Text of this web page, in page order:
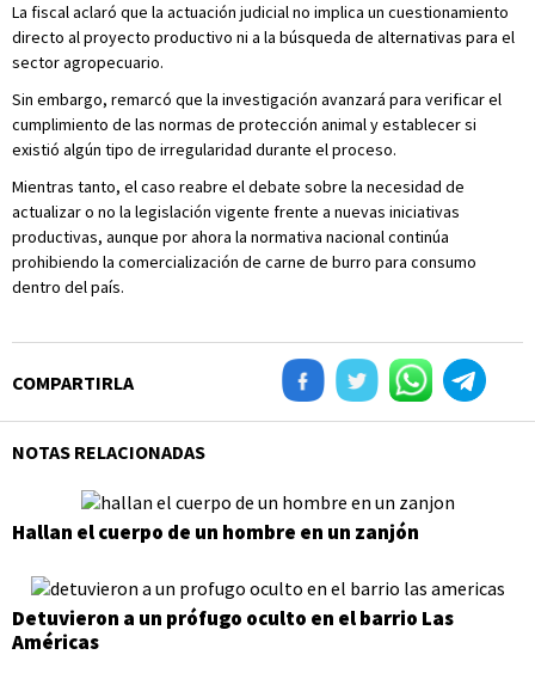
La fiscal aclaró que la actuación judicial no implica un cuestionamiento
directo al proyecto productivo ni a la búsqueda de alternativas para el
sector agropecuario.
Sin embargo, remarcó que la investigación avanzará para verificar el
cumplimiento de las normas de protección animal y establecer si
existió algún tipo de irregularidad durante el proceso.
Mientras tanto, el caso reabre el debate sobre la necesidad de
actualizar o no la legislación vigente frente a nuevas iniciativas
productivas, aunque por ahora la normativa nacional continúa
prohibiendo la comercialización de carne de burro para consumo
dentro del país.
COMPARTIRLA
NOTAS RELACIONADAS
Hallan el cuerpo de un hombre en un zanjón
Detuvieron a un prófugo oculto en el barrio Las
Américas